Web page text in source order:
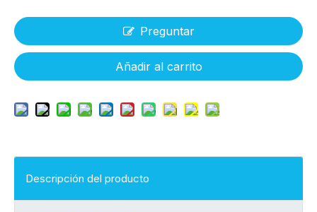
Preguntar
Añadir al carrito
Descripción del producto